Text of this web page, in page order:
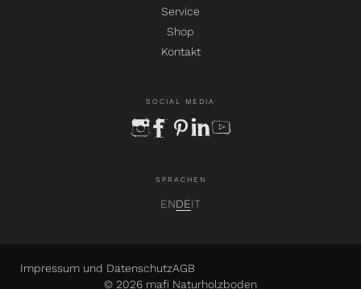
Service
Shop
Kontakt
SOCIAL MEDIA
instagram
facebook
pinterest
linkedinyoutube
SPRACHEN
ENDEIT
Impressum und DatenschutzAGB
© 2026 mafi Naturholzboden